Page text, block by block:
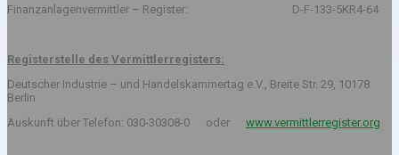
Finanzanlagenvermittler – Register: D-F-133-5KR4-64
Registerstelle des Vermittlerregisters:
Deutscher Industrie – und Handelskammertag e.V., Breite Str. 29, 10178
Berlin
Auskunft über Telefon: 030-30308-0 oder www.vermittlerregister.org